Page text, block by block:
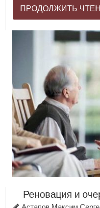
ПРОДОЛЖИТЬ
Реновация и